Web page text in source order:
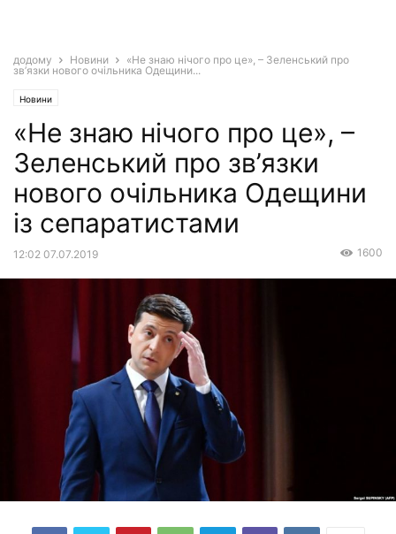
додому Новини
«Не знаю нічого про це», – Зеленський про
зв’язки нового очільника Одещини...
Новини
«Не знаю нічого про це», –
Зеленський про зв’язки
нового очільника Одещини
із сепаратистами
12:02 07.07.2019 1600